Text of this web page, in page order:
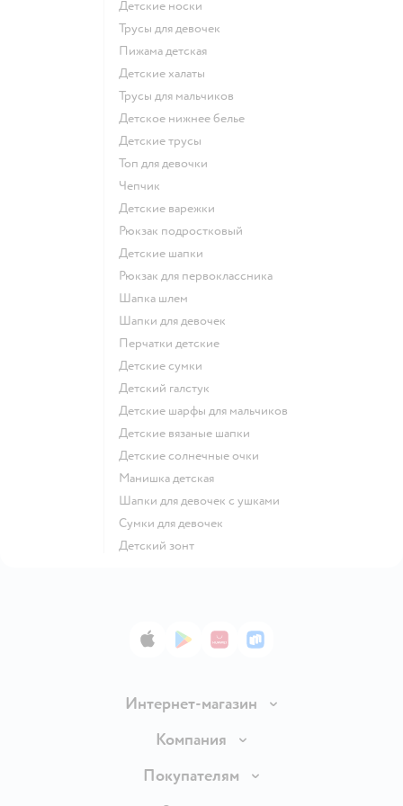
Детские носки
Трусы для девочек
Пижама детская
Детские халаты
Трусы для мальчиков
Детское нижнее белье
Детские трусы
Топ для девочки
Чепчик
Детские варежки
Рюкзак подростковый
Детские шапки
Рюкзак для первоклассника
Шапка шлем
Шапки для девочек
Перчатки детские
Детские сумки
Детский галстук
Детские шарфы для мальчиков
Детские вязаные шапки
Детские солнечные очки
Манишка детская
Шапки для девочек с ушками
Сумки для девочек
Детский зонт
App StoreGoogle Play
AppGallery
RuStore
Интернет-магазин
Доставка и оплата
Обмен и возврат товара
Компания
О компании
Покупателям